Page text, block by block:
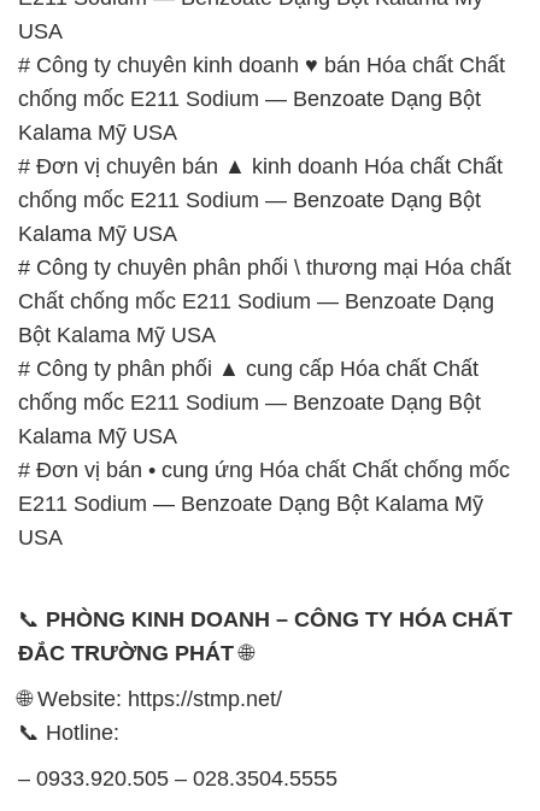
USA
# Công ty chuyên kinh doanh ♥ bán Hóa chất Chất
chống mốc E211 Sodium — Benzoate Dạng Bột
Kalama Mỹ USA
# Đơn vị chuyên bán ▲ kinh doanh Hóa chất Chất
chống mốc E211 Sodium — Benzoate Dạng Bột
Kalama Mỹ USA
# Công ty chuyên phân phối \ thương mại Hóa chất
Chất chống mốc E211 Sodium — Benzoate Dạng
Bột Kalama Mỹ USA
# Công ty phân phối ▲ cung cấp Hóa chất Chất
chống mốc E211 Sodium — Benzoate Dạng Bột
Kalama Mỹ USA
# Đơn vị bán • cung ứng Hóa chất Chất chống mốc
E211 Sodium — Benzoate Dạng Bột Kalama Mỹ
USA
📞 PHÒNG KINH DOANH – CÔNG TY HÓA CHẤT
ĐẮC TRƯỜNG PHÁT🌐
🌐 Website: https://stmp.net/
📞 Hotline:
– 0933.920.505 – 028.3504.5555